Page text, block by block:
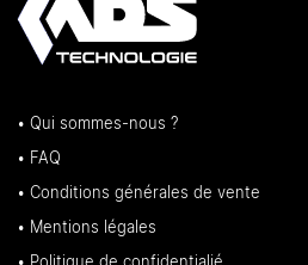
• Qui sommes-nous ?
• FAQ
• Conditions générales de vente
• Mentions légales